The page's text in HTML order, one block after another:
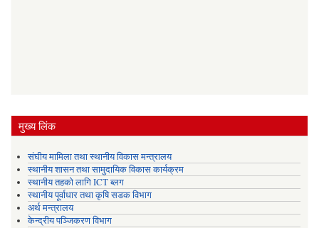
मुख्य लिंक
संघीय मामिला तथा स्थानीय विकास मन्त्रालय
स्थानीय शासन तथा सामुदायिक विकास कार्यक्रम
स्थानीय तहको लागि ICT ब्लग
स्थानीय पूर्वाधार तथा कृषि सडक विभाग
अर्थ मन्त्रालय
केन्द्रीय पञ्जिकरण विभाग